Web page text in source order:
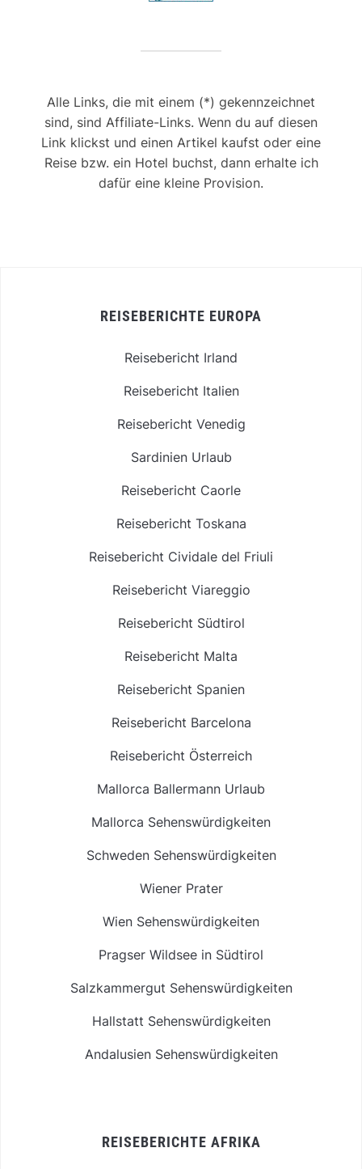
Alle Links, die mit einem (*) gekennzeichnet
sind, sind Affiliate-Links. Wenn du auf diesen
Link klickst und einen Artikel kaufst oder eine
Reise bzw. ein Hotel buchst, dann erhalte ich
dafür eine kleine Provision.
REISEBERICHTE EUROPA
Reisebericht Irland
Reisebericht Italien
Reisebericht Venedig
Sardinien Urlaub
Reisebericht Caorle
Reisebericht Toskana
Reisebericht Cividale del Friuli
Reisebericht Viareggio
Reisebericht Südtirol
Reisebericht Malta
Reisebericht Spanien
Reisebericht Barcelona
Reisebericht Österreich
Mallorca Ballermann Urlaub
Mallorca Sehenswürdigkeiten
Schweden Sehenswürdigkeiten
Wiener Prater
Wien Sehenswürdigkeiten
Pragser Wildsee in Südtirol
Salzkammergut Sehenswürdigkeiten
Hallstatt Sehenswürdigkeiten
Andalusien Sehenswürdigkeiten
REISEBERICHTE AFRIKA